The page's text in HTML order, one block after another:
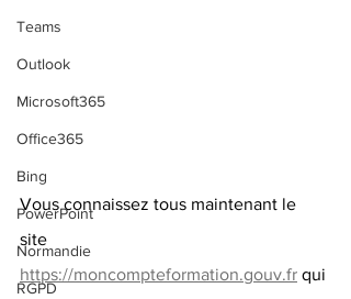
Teams
Outlook
Microsoft365
Office365
Bing
PowerPoint
Normandie
RGPD
Vous connaissez tous maintenant le
site
https://moncompteformation.gouv.fr qui